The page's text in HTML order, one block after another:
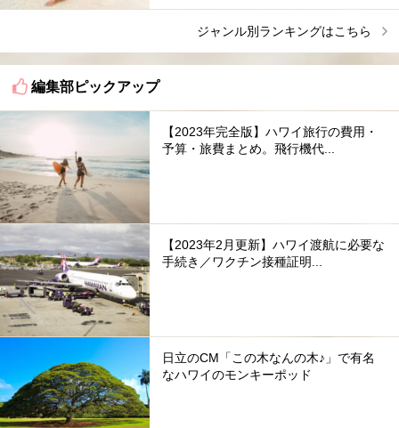
ジャンル別ランキングはこちら
編集部ピックアップ
【2023年完全版】ハワイ旅行の費用・
予算・旅費まとめ。飛行機代...
【2023年2月更新】ハワイ渡航に必要な
手続き／ワクチン接種証明...
日立のCM「この木なんの木♪」で有名
なハワイのモンキーポッド